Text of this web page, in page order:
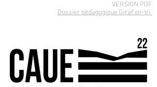
VERSION PDF
Dossier pédagogique Giraf'on-tri